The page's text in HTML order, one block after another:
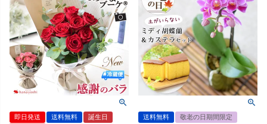
即日発送 送料無料
誕生日
送料無料
敬老の日期間限定